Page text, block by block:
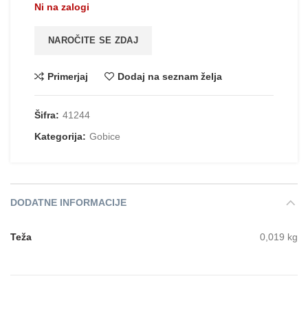
Ni na zalogi
NAROČITE SE ZDAJ
Primerjaj Dodaj na seznam želja
Šifra: 41244
Kategorija: Gobice
DODATNE INFORMACIJE
Teža 0,019 kg